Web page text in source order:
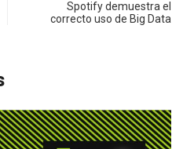
Spotify demuestra el
correcto uso de Big Data